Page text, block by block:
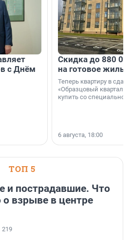
с Днём
Скидка до 880
на готовое
Теперь квартиру в
«Образцовый квартал
купить со специальной
6 августа, 18:00
ТОП 5
и пострадавшие. Что
о взрыве в центре
219